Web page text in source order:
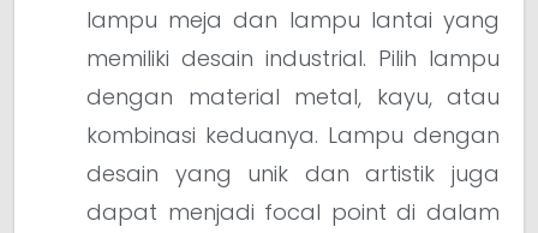
lampu meja dan lampu lantai yang
memiliki desain industrial. Pilih lampu
dengan material metal, kayu, atau
kombinasi keduanya. Lampu dengan
desain yang unik dan artistik juga
dapat menjadi focal point di dalam